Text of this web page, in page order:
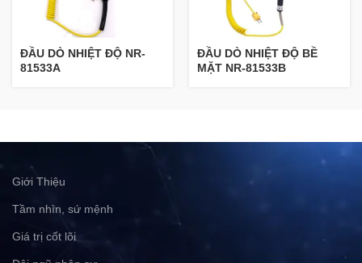
ĐẦU DÒ NHIỆT ĐỘ NR-
81533A
ĐẦU DÒ NHIỆT ĐỘ BỀ
MẶT NR-81533B
Giới Thiệu
Tầm nhìn, sứ mệnh
Giá trị cốt lõi